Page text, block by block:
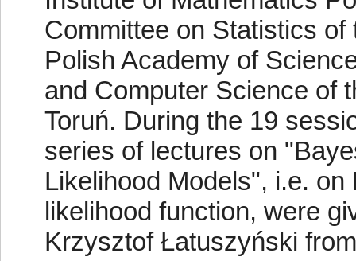
Committee on Statistics
Polish Academy of
and Computer Science of
Toruń. During the 19
series of lectures on
Likelihood Models", i.e.
likelihood function, were
Krzysztof Łatuszyński